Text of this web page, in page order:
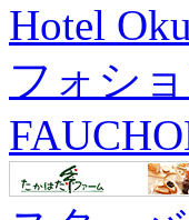
Hotel
フォシ